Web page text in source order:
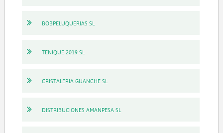
BOBPELUQUERIAS SL
TENIQUE 2019 SL
CRISTALERIA GUANCHE SL
DISTRIBUCIONES AMANPESA SL